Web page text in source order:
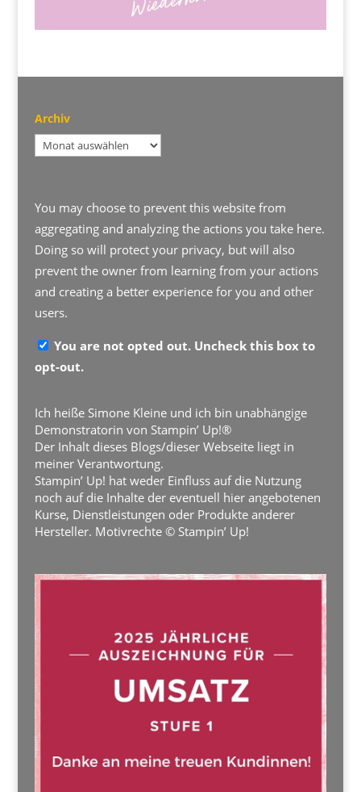
Archiv
Archiv
You may choose to prevent this website from
aggregating and analyzing the actions you take here.
Doing so will protect your privacy, but will also
prevent the owner from learning from your actions
and creating a better experience for you and other
users.
You are not opted out. Uncheck this box to
opt-out.
Ich heiße Simone Kleine und ich bin unabhängige
Demonstratorin von Stampin’ Up!®
Der Inhalt dieses Blogs/dieser Webseite liegt in
meiner Verantwortung.
Stampin’ Up! hat weder Einfluss auf die Nutzung
noch auf die Inhalte der eventuell hier angebotenen
Kurse, Dienstleistungen oder Produkte anderer
Hersteller. Motivrechte © Stampin’ Up!